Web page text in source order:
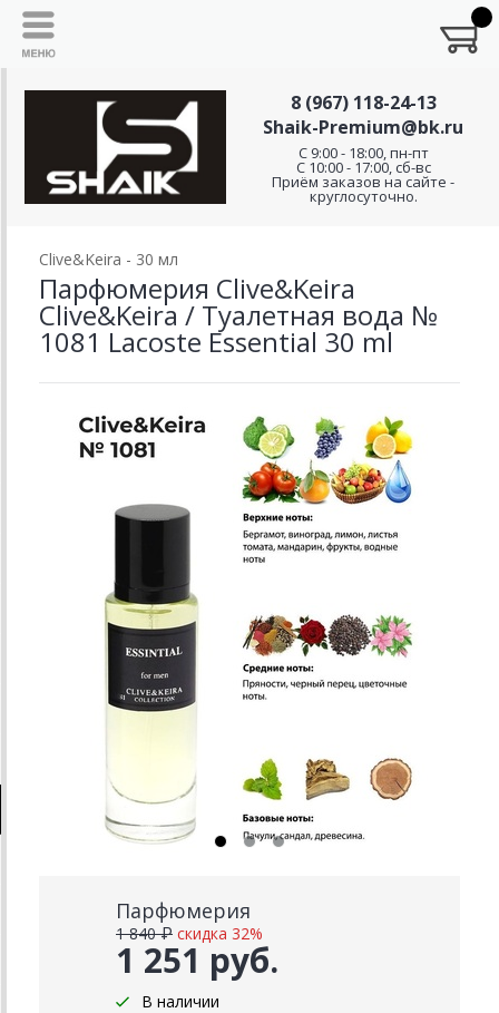
8 (967) 118-24-13
Shaik-Premium@bk.ru
C 9:00 - 18:00, пн-пт
С 10:00 - 17:00, сб-вс
Приём заказов на сайте -
круглосуточно.
Clive&Keira - 30 мл
Парфюмерия Clive&Keira
Clive&Keira / Туалетная вода №
1081 Lacoste Essential 30 ml
Парфюмерия
1 251 руб.
1 840 ₽ скидка 32%
В наличии